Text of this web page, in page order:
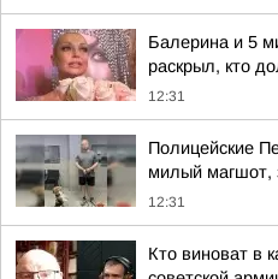
Балерина и 5
раскрыл, кто
12:31
Полицейские
милый магшот,
12:31
Кто виноват в